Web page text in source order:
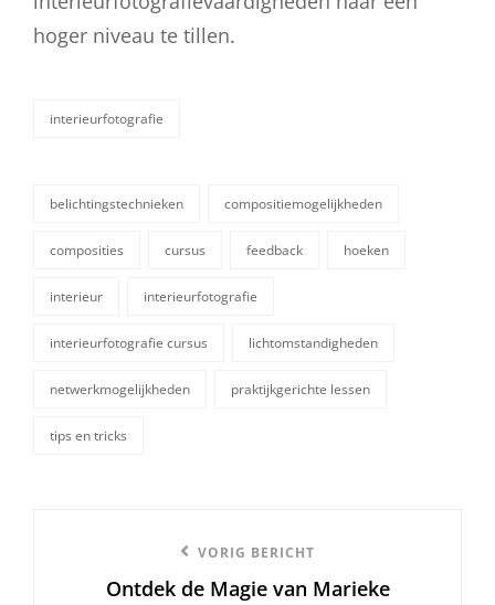
hoger niveau te tillen.
interieurfotografie
belichtingstechnieken compositiemogelijkheden
composities cursus feedback hoeken
interieur interieurfotografie
interieurfotografie cursus lichtomstandigheden
netwerkmogelijkheden praktijkgerichte lessen
tips en tricks
bericht
VORIG BERICHT
Ontdek de Magie van Marieke